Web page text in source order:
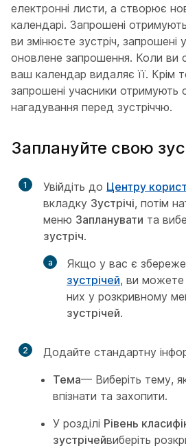
електронні листи, а створює
календарі. Запрошені
ви змінюєте зустріч, запрошені
оновлене запрошення. Коли ви
ваш календар видаляє її. Крім
запрошені учасники отримують
нагадування перед зустріччю.
Заплануйте свою
1 Увійдіть до Центру
вкладку Зустрічі, потім
меню Запланувати та
зустріч.
Якщо у вас є
зустрічей, ви можете
них у розкривному
зустрічей.
2
Додайте стандартну
Тема— Виберіть тему,
впізнати та захопити.
У розділі Рівень
зустрічейвиберіть